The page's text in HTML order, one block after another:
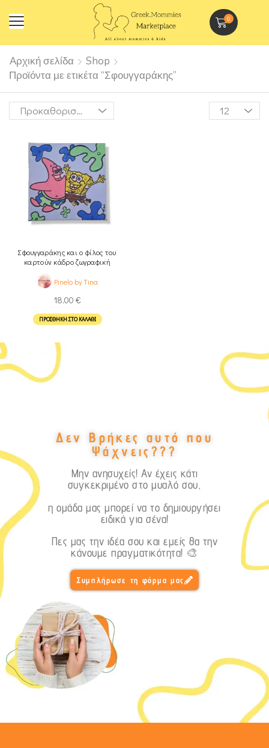
0
Αρχική σελίδα
Shop
Προϊόντα με ετικέτα “Σφουγγαράκης”
Σφουγγαράκης και ο φίλος του
καρτούν κάδρο ζωγραφική
Pinelo by Tina
18,00 €
ΠΡΟΣΘΉΚΗ ΣΤΟ ΚΑΛΆΘΙ
Δεν Βρήκες αυτό που
Ψάχνεις???
Μην ανησυχείς! Αν έχεις κάτι
συγκεκριμένο στο μυαλό σου,
η ομάδα μας μπορεί να το δημιουργήσει
ειδικά για σένα!
Πες μας την ιδέα σου και εμείς θα την
κάνουμε πραγματικότητα! 🎨
Συμπλήρωσε τη φόρμα μας